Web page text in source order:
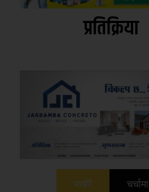
प्रतिक्रिया
भर्खरै चर्चामा